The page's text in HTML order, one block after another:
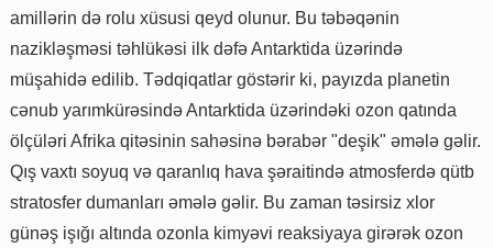
amillərin də rolu xüsusi qeyd olunur. Bu təbəqənin
nazikləşməsi təhlükəsi ilk dəfə Antarktida üzərində
müşahidə edilib. Tədqiqatlar göstərir ki, payızda planetin
cənub yarımkürəsində Antarktida üzərindəki ozon qatında
ölçüləri Afrika qitəsinin sahəsinə bərabər "deşik" əmələ gəlir.
Qış vaxtı soyuq və qaranlıq hava şəraitində atmosferdə qütb
stratosfer dumanları əmələ gəlir. Bu zaman təsirsiz xlor
günəş işığı altında ozonla kimyəvi reaksiyaya girərək ozon